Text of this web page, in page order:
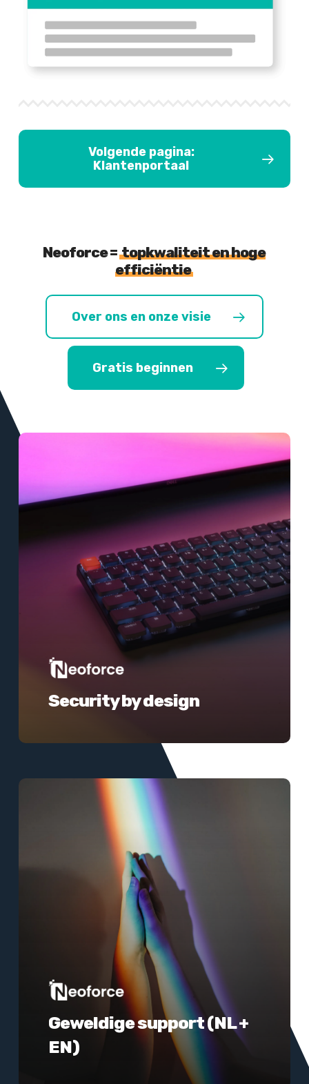
Volgende pagina:
Klantenportaal
Neoforce =topkwaliteit en hoge
efficiëntie
Over ons en onze visie
Gratis beginnen
Security by design
Meer
Geweldige support (NL +
EN)
Meer